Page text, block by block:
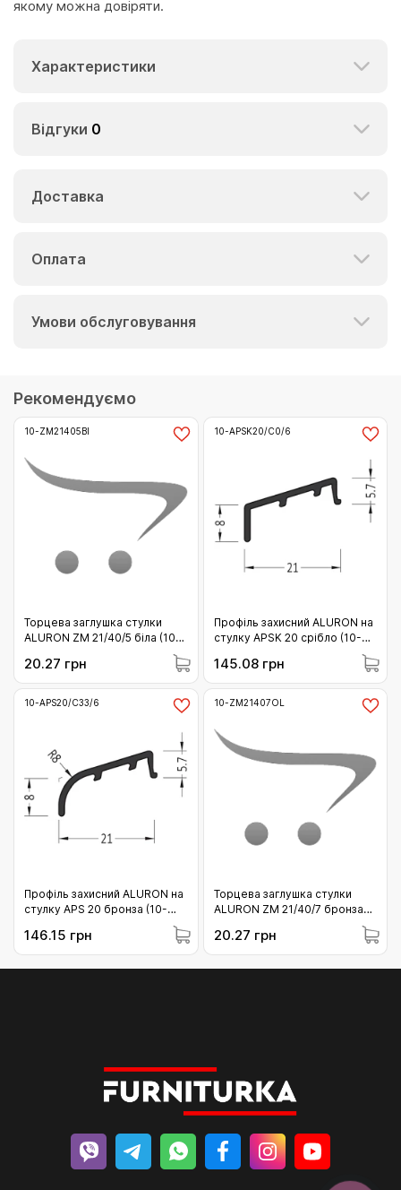
якому можна довіряти.
Характеристики
Відгуки 0
Доставка
Оплата
Умови обслуговування
Рекомендуємо
10-ZM21405BI
Торцева заглушка стулки
ALURON ZM 21/40/5 біла (10-
20.27 грн
10-APSK20/C0/6
Профіль захисний ALURON на
стулку APSK 20 срібло (10-
145.08 грн
10-APS20/C33/6
Профіль захисний ALURON на
стулку APS 20 бронза (10-
146.15 грн
10-ZM21407OL
Торцева заглушка стулки
ALURON ZM 21/40/7 бронза
20.27 грн